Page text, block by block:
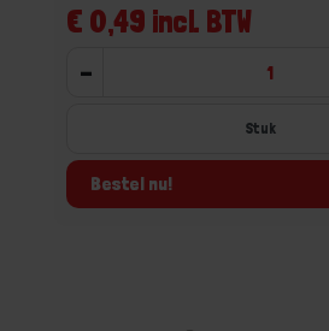
€ 0,49 incl. BTW
-
Bestel nu!